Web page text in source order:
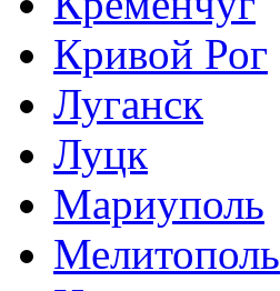
Кривой Рог
Луганск
Луцк
Мариуполь
Мелитополь